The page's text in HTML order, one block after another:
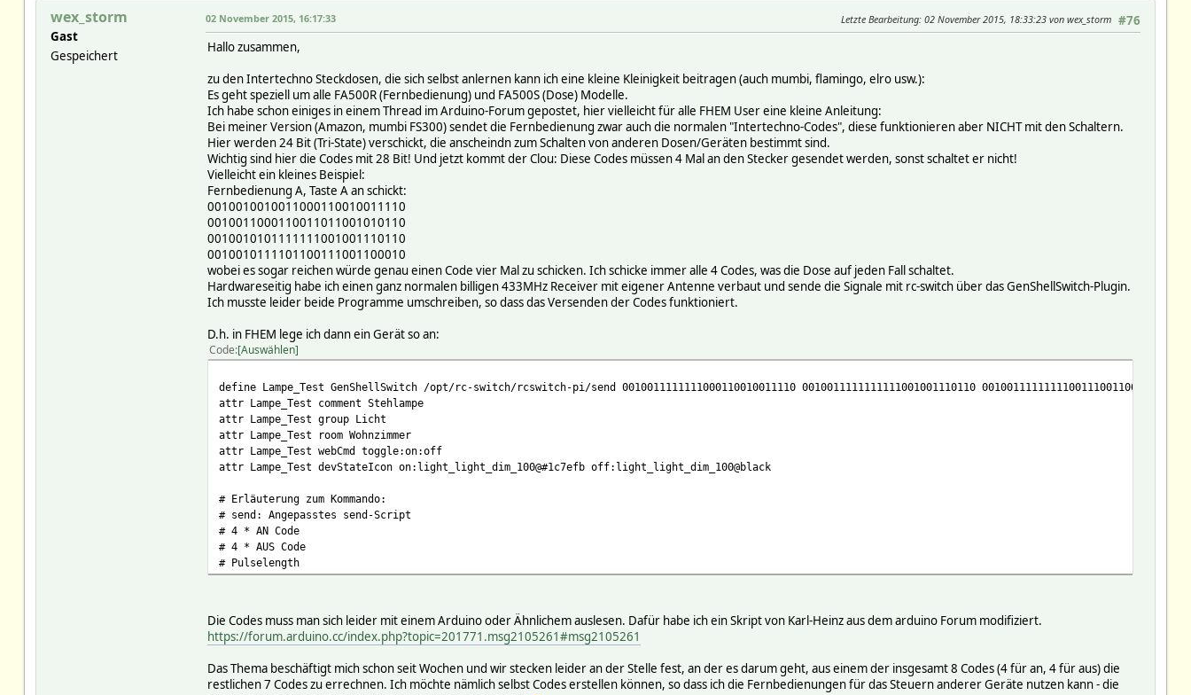
wex_storm
Gast
Gespeichert
#76
02 November 2015, 16:17:33 Letzte Bearbeitung: 02 November 2015, 18:33:23 von wex_storm
Hallo zusammen,
zu den Intertechno Steckdosen, die sich selbst anlernen kann ich eine kleine Kleinigkeit beitragen (auch mumbi, flamingo, elro usw.):
Es geht speziell um alle FA500R (Fernbedienung) und FA500S (Dose) Modelle.
Ich habe schon einiges in einem Thread im Arduino-Forum gepostet, hier vielleicht für alle FHEM User eine kleine Anleitung:
Bei meiner Version (Amazon, mumbi FS300) sendet die Fernbedienung zwar auch die normalen "Intertechno-Codes", diese funktionieren aber NICHT mit den Schaltern.
Hier werden 24 Bit (Tri-State) verschickt, die anscheindn zum Schalten von anderen Dosen/Geräten bestimmt sind.
Wichtig sind hier die Codes mit 28 Bit! Und jetzt kommt der Clou: Diese Codes müssen 4 Mal an den Stecker gesendet werden, sonst schaltet er nicht!
Vielleicht ein kleines Beispiel:
Fernbedienung A, Taste A an schickt:
0010010010011000110010011110
0010011000110011011001010110
0010010101111111001001110110
0010010111101100111001100010
wobei es sogar reichen würde genau einen Code vier Mal zu schicken. Ich schicke immer alle 4 Codes, was die Dose auf jeden Fall schaltet.
Hardwareseitig habe ich einen ganz normalen billigen 433MHz Receiver mit eigener Antenne verbaut und sende die Signale mit rc-switch über das GenShellSwitch-Plugin.
Ich musste leider beide Programme umschreiben, so dass das Versenden der Codes funktioniert.
D.h. in FHEM lege ich dann ein Gerät so an:
Code Auswählen
define Lampe_Test GenShellSwitch /opt/rc-switch/rcswitch-pi/send 0010011111111000110010011110 0010011111111111001001110110 0010011111111100111001100010
attr Lampe_Test comment Stehlampe
attr Lampe_Test group Licht
attr Lampe_Test room Wohnzimmer
attr Lampe_Test webCmd toggle:on:off
attr Lampe_Test devStateIcon on:light_light_dim_100@#1c7efb off:light_light_dim_100@black
# Erläuterung zum Kommando:
# send: Angepasstes send-Script
# 4 * AN Code
# 4 * AUS Code
# Pulselength
Die Codes muss man sich leider mit einem Arduino oder Ähnlichem auslesen. Dafür habe ich ein Skript von Karl-Heinz aus dem arduino Forum modifiziert.
https://forum.arduino.cc/index.php?topic=201771.msg2105261#msg2105261
Das Thema beschäftigt mich schon seit Wochen und wir stecken leider an der Stelle fest, an der es darum geht, aus einem der insgesamt 8 Codes (4 für an, 4 für aus) die
restlichen 7 Codes zu errechnen. Ich möchte nämlich selbst Codes erstellen können, so dass ich die Fernbedienungen für das Steuern anderer Geräte nutzen kann - die